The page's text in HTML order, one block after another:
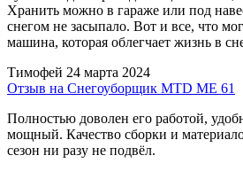
Хранить можно в гараже или под
снегом не засыпало. Вот и все, что
машина, которая облегчает жизнь в
Тимофей 24 марта 2024
Отзыв на Снегоуборщик MTD ME 61
Полностью доволен его работой,
мощный. Качество сборки и
сезон ни разу не подвёл.